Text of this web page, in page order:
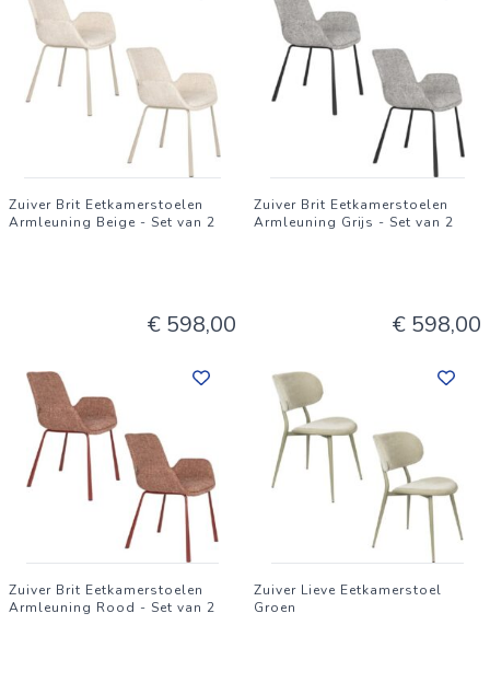
Zuiver Brit Eetkamerstoelen
Armleuning Beige - Set van 2
€ 598,00
Zuiver Brit Eetkamerstoelen
Armleuning Grijs - Set van 2
€ 598,00
Zuiver Brit Eetkamerstoelen
Armleuning Rood - Set van 2
Zuiver Lieve Eetkamerstoel
Groen